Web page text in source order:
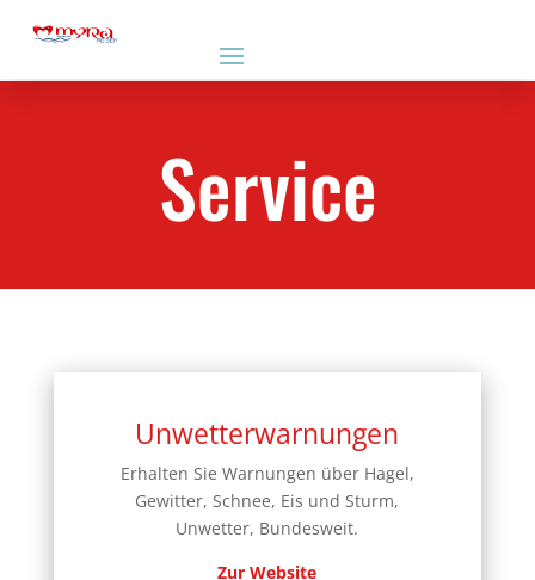
Service
Unwetterwarnungen
Erhalten Sie Warnungen über Hagel,
Gewitter, Schnee, Eis und Sturm,
Unwetter, Bundesweit.
Zur Website